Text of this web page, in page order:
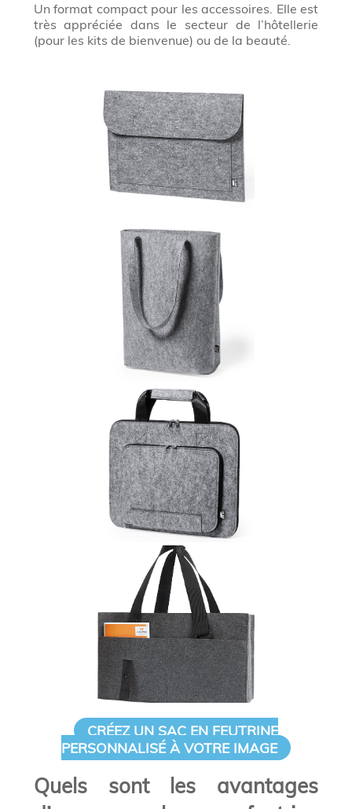
Un format compact pour les accessoires. Elle est
très appréciée dans le secteur de l’hôtellerie
(pour les kits de bienvenue) ou de la beauté.
CRÉEZ UN SAC EN FEUTRINE
PERSONNALISÉ À VOTRE IMAGE
Quels sont les avantages